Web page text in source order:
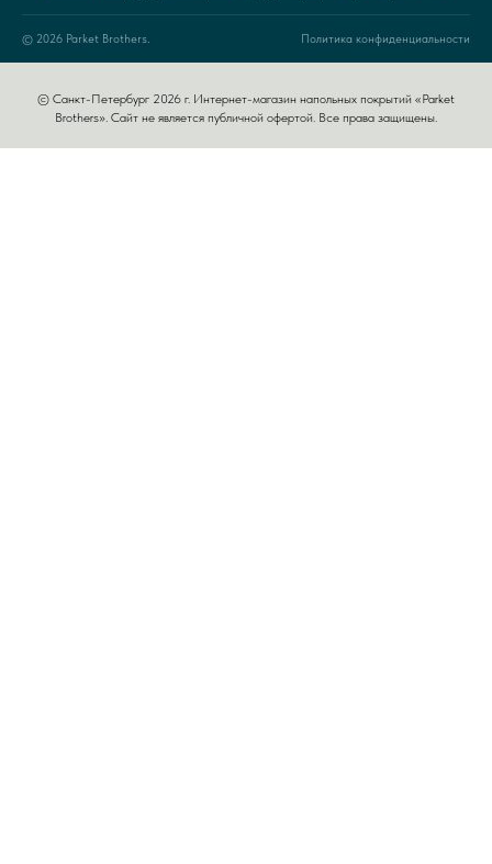
© 2026 Parket Brothers. Политика конфиденциальности
© Санкт-Петербург 2026 г. Интернет-магазин напольных покрытий «Parket
Brothers». Сайт не является публичной офертой. Все права защищены.